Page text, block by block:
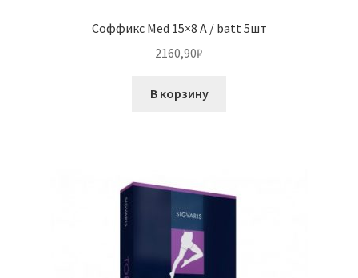
Соффикс Med 15×8 A / batt 5шт
2160,90₽
В корзину